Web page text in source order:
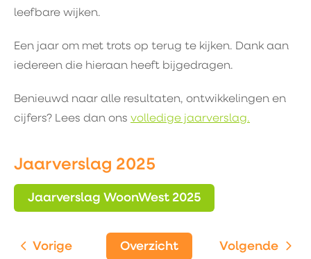
leefbare wijken.
Een jaar om met trots op terug te kijken. Dank aan
iedereen die hieraan heeft bijgedragen.
Benieuwd naar alle resultaten, ontwikkelingen en
cijfers? Lees dan ons volledige jaarverslag.
Jaarverslag 2025
Jaarverslag WoonWest 2025
Volgende
Overzicht
Vorige